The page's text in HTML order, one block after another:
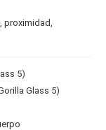
proximidad,
5)
Glass 5)